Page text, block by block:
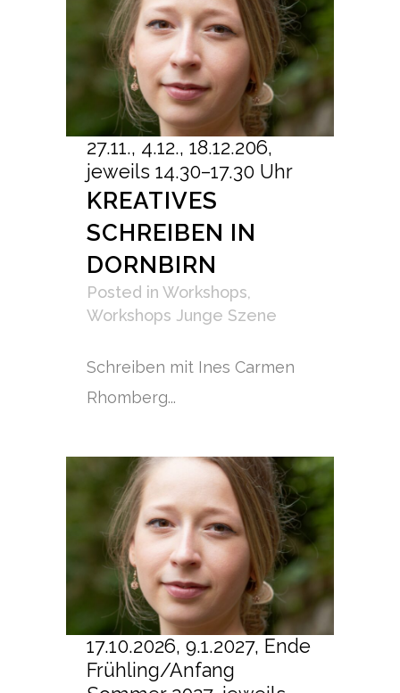
27.11., 4.12., 18.12.206,
jeweils 14.30–17.30 Uhr
KREATIVES
SCHREIBEN IN
DORNBIRN
Posted in Workshops,
Workshops Junge Szene
Schreiben mit Ines Carmen
Rhomberg...
17.10.2026, 9.1.2027, Ende
Frühling/Anfang